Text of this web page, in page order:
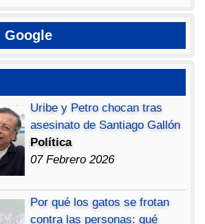
Google
Uribe y Petro chocan tras
asesinato de Santiago Gallón
Política
07 Febrero 2026
Por qué los gatos se frotan
contra las personas: qué